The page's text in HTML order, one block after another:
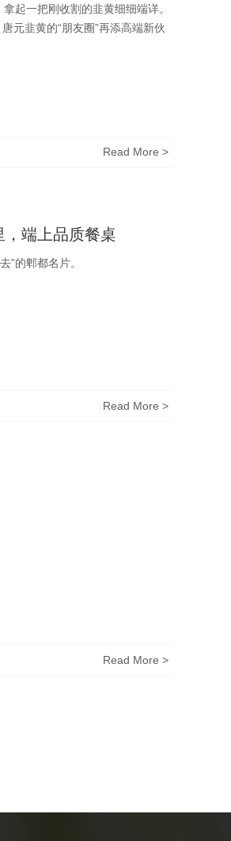
起一把刚收割的韭黄细细端详。
元韭黄的“朋友圈”再添高端新伙
Read More >
，端上品质餐桌
”的郫都名片。
Read More >
Read More >